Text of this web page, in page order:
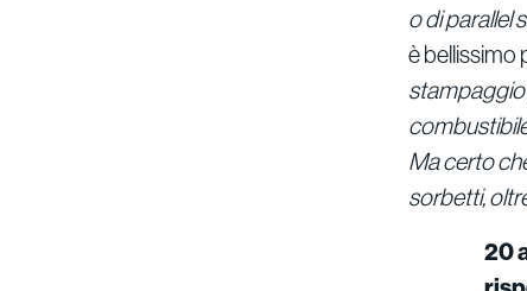
o di parallel
è bellissimo
stampaggio
Ma certo
sorbetti,
20